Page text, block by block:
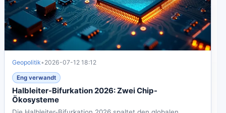
Geopolitik• 2026-07-12 18:12
Eng verwandt
Halbleiter-Bifurkation 2026: Zwei Chip-
Ökosysteme